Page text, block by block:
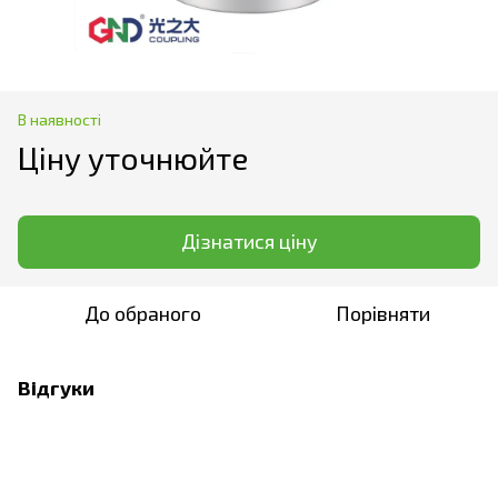
В наявності
Ціну уточнюйте
Дізнатися ціну
До обраного Порівняти
Відгуки